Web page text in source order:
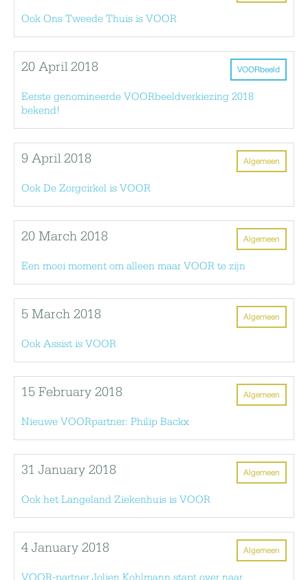
Ook Ons Tweede Thuis is VOOR
VOORbeeld
20 April 2018
Eerste genomineerde VOORbeeldverkiezing 2018
bekend!
Algemeen
9 April 2018
Ook De Zorgcirkel is VOOR
Algemeen
20 March 2018
Een mooi moment om alleen maar VOOR te zijn
Algemeen
5 March 2018
Ook Assist is VOOR
Algemeen
15 February 2018
Nieuwe VOORpartner: Philip Backx
Algemeen
31 January 2018
Ook het Langeland Ziekenhuis is VOOR
Algemeen
4 January 2018
VOOR-partner Jolien Kohlmann stapt over naar